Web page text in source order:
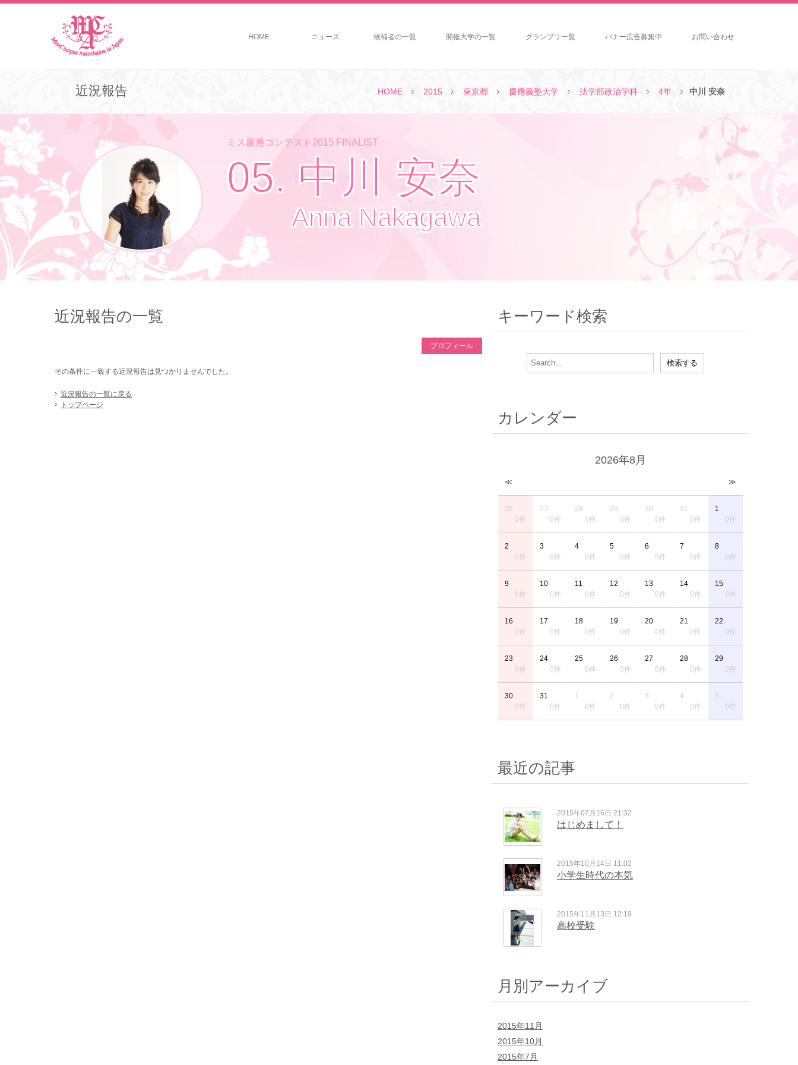
HOME ニュース 候補者の一覧 開催大学の一覧 グランプリ一覧 バナー広告募集中 お問い合わせ
HOME 2015 東京都 慶應義塾大学 法学部政治学科 4年 中川 安奈
近況報告
ミス慶應コンテスト2015 FINALIST
05. 中川 安奈
Anna Nakagawa
近況報告の一覧
プロフィール
その条件に一致する近況報告は見つかりませんでした。
近況報告の一覧に戻る
トップページ
キーワード検索
カレンダー
2026年8月
≪ ≫
26
0件
27
0件
28
0件
29
0件
30
0件
31
0件
1
0件
2
0件
3
0件
4
0件
5
0件
6
0件
7
0件
8
0件
9
0件
10
0件
11
0件
12
0件
13
0件
14
0件
15
0件
16
0件
17
0件
18
0件
19
0件
20
0件
21
0件
22
0件
23
0件
24
0件
25
0件
26
0件
27
0件
28
0件
29
0件
30
0件
31
0件
1
0件
2
0件
3
0件
4
0件
5
0件
最近の記事
はじめまして！
2015年07月16日 21:32
小学生時代の本気
2015年10月14日 11:02
高校受験
2015年11月13日 12:19
月別アーカイブ
2015年11月
2015年10月
2015年7月